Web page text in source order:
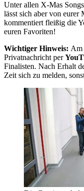
Unter allen X-Mas
lässt sich aber von
kommentiert fleißig die
euren Favoriten!
Wichtiger Hinweis: Am
Privatnachricht per
Finalisten. Nach Erhalt
Zeit sich zu melden,